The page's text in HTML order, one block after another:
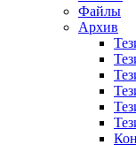
Файлы
Архив